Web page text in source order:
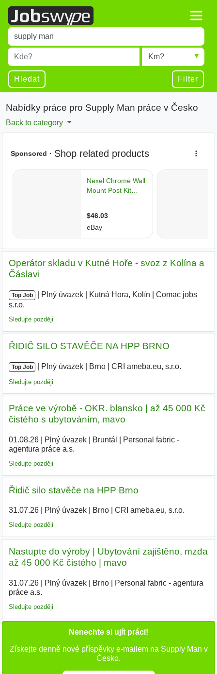
Title
Type 1 or more characters for results.
Místo
Type 1 or more characters for results.
Radius
Hledat Filter
Nabídky práce pro Supply Man práce v Česko
Back to category
Operátor skladu v Kutné Hoře - svoz z Kolína a
Čáslavi
Top Job Plný úvazek Kutná Hora, Kolín
Comac jobs
s.r.o.
Sledujte později
ŘIDIČ SILO STAVĚČE NA HPP BRNO
Top Job Plný úvazek Brno CRI ameba.eu, s.r.o.
Sledujte později
Práce ve výrobě - OKR. blansko | až 45 000 Kč
čistého s ubytováním, mavo
01.08.26| Plný úvazek| Bruntál
Personal fabric -
agentura práce a.s.
Sledujte později
Řidič silo stavěče na HPP Brno
31.07.26| Plný úvazek| Brno| CRI ameba.eu, s.r.o.
Sledujte později
Nastupte do výroby | Ubytování zajištěno, mzda
až 45 000 Kč čistého | mavo
31.07.26| Plný úvazek| Brno|
Personal fabric - agentura
práce a.s.
Sledujte později
Nenechte si ujít práci!
Získejte denně nové příspěvky e-mailem na Supply Man v
Česko.